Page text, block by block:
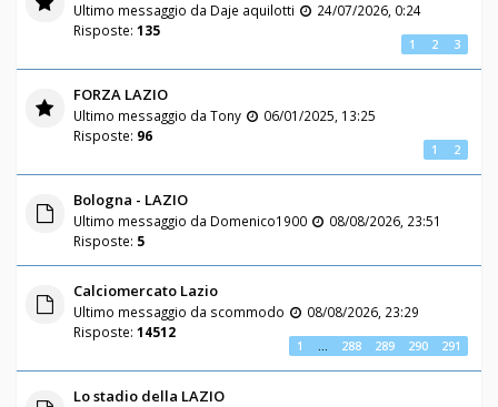
Ultimo messaggio da Daje aquilotti
24/07/2026, 0:24
Risposte: 135
1 2 3
FORZA LAZIO
Ultimo messaggio da Tony
06/01/2025, 13:25
Risposte: 96
1 2
Bologna - LAZIO
Ultimo messaggio da Domenico1900
08/08/2026, 23:51
Risposte: 5
Calciomercato Lazio
Ultimo messaggio da scommodo
08/08/2026, 23:29
Risposte: 14512
1 … 288 289 290 291
Lo stadio della LAZIO